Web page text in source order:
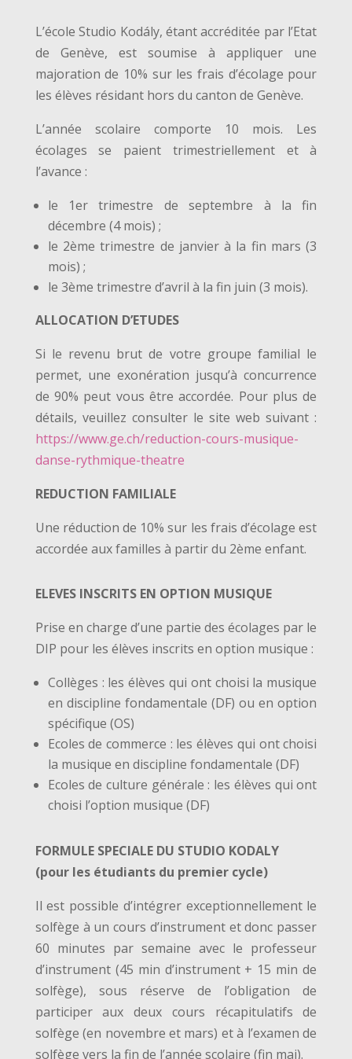
L’école Studio Kodály, étant accréditée par l’Etat
de Genève, est soumise à appliquer une
majoration de 10% sur les frais d’écolage pour
les élèves résidant hors du canton de Genève.
L’année scolaire comporte 10 mois. Les
écolages se paient trimestriellement et à
l’avance :
le 1er trimestre de septembre à la fin
décembre (4 mois) ;
le 2ème trimestre de janvier à la fin mars (3
mois) ;
le 3ème trimestre d’avril à la fin juin (3 mois).
ALLOCATION D’ETUDES
Si le revenu brut de votre groupe familial le
permet, une exonération jusqu’à concurrence
de 90% peut vous être accordée. Pour plus de
détails, veuillez consulter le site web suivant :
https://www.ge.ch/reduction-cours-musique-
danse-rythmique-theatre
REDUCTION FAMILIALE
Une réduction de 10% sur les frais d’écolage est
accordée aux familles à partir du 2ème enfant.
ELEVES INSCRITS EN OPTION MUSIQUE
Prise en charge d’une partie des écolages par le
DIP pour les élèves inscrits en option musique :
Collèges : les élèves qui ont choisi la musique
en discipline fondamentale (DF) ou en option
spécifique (OS)
Ecoles de commerce : les élèves qui ont choisi
la musique en discipline fondamentale (DF)
Ecoles de culture générale : les élèves qui ont
choisi l’option musique (DF)
FORMULE SPECIALE DU STUDIO KODALY
(pour les étudiants du premier cycle)
Il est possible d’intégrer exceptionnellement le
solfège à un cours d’instrument et donc passer
60 minutes par semaine avec le professeur
d’instrument (45 min d’instrument + 15 min de
solfège), sous réserve de l’obligation de
participer aux deux cours récapitulatifs de
solfège (en novembre et mars) et à l’examen de
solfège vers la fin de l’année scolaire (fin mai).